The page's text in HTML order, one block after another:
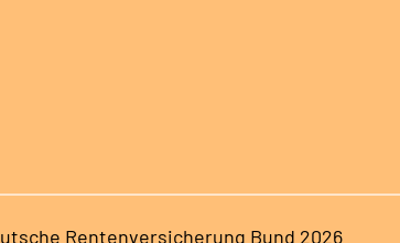
Rentenversicherung Bund 2026